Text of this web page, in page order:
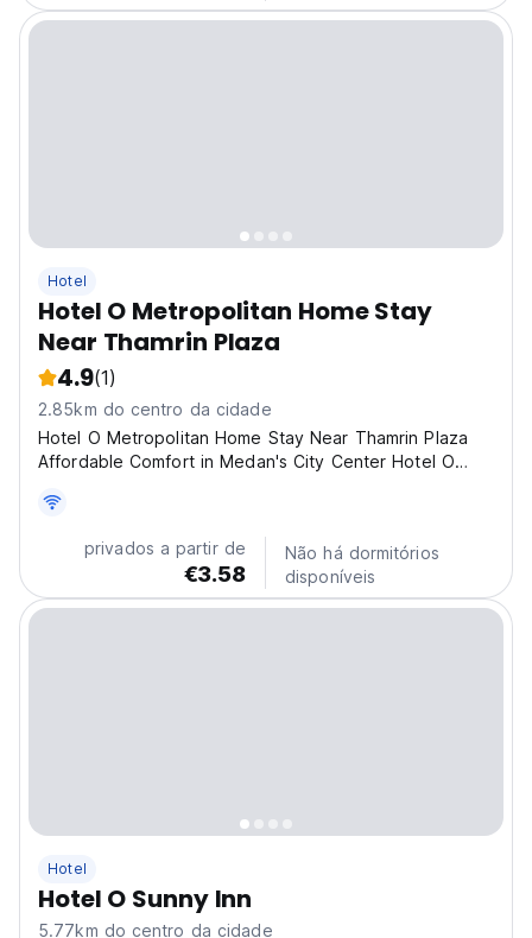
Hotel
Hotel O Metropolitan Home Stay
Near Thamrin Plaza
4.9(1)
2.85km do centro da cidade
Hotel O Metropolitan Home Stay Near Thamrin Plaza
Affordable Comfort in Medan's City Center Hotel O
budget-friendly accommodations in the heart of
Medan, Indonesia. Situated at Blok L15-16, Komplek
Asia Mega...
privados a partir de
€3.58
Não há dormitórios
disponíveis
Hotel
Hotel O Sunny Inn
5.77km do centro da cidade